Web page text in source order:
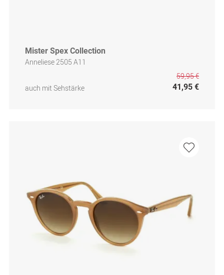
Mister Spex Collection
Anneliese 2505 A11
auch mit Sehstärke
59,95 €
41,95 €